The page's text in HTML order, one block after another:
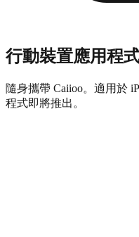
行動裝置應用程
隨身攜帶 Caiioo。適用於
程式即將推出。